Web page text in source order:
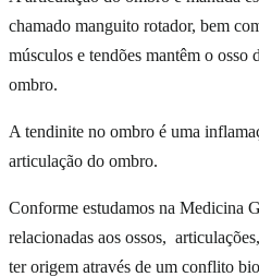
chamado manguito rotador, bem
músculos e tendões mantêm o osso
ombro.
A tendinite no ombro é uma
articulação do ombro.
Conforme estudamos na Medicina
relacionadas aos ossos,
ter origem através de um conflito